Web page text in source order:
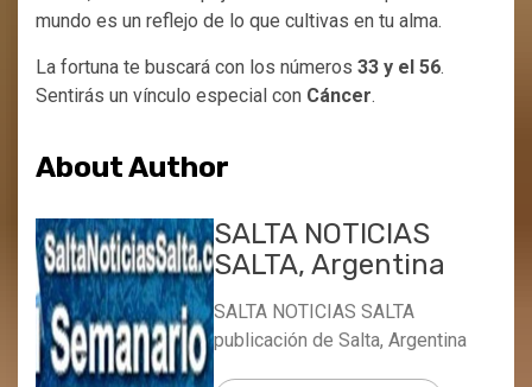
mundo es un reflejo de lo que cultivas en tu alma.
La fortuna te buscará con los números 33 y el 56.
Sentirás un vínculo especial con Cáncer.
About Author
SALTA NOTICIAS
SALTA, Argentina
SALTA NOTICIAS SALTA
publicación de Salta, Argentina